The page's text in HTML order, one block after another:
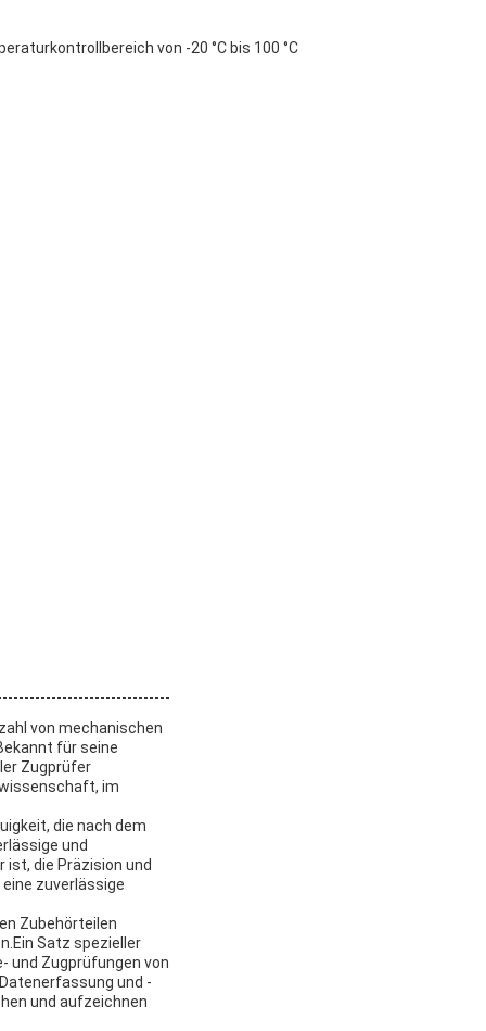
von -20 °C bis 100 °C
von mechanischen
für seine
Zugprüfer
im
die nach dem
und
die Präzision und
zuverlässige
Zubehörteilen
Satz spezieller
und Zugprüfungen von
und -
und aufzeichnen